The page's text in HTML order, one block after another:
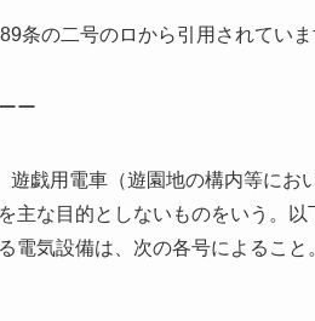
条の二号のロから引用されてい
ー
戯用電車（遊園地の構内等にお
主な目的としないものをいう。
電気設備は、次の各号によること